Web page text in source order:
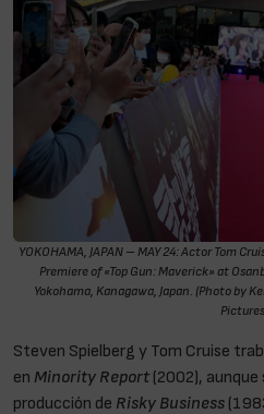
YOKOHAMA, JAPAN – MAY 24: Actor Tom
Premiere of «Top Gun: Maverick» at
Yokohama, Kanagawa, Japan. (Photo by
Steven Spielberg y Tom Cruise
en Minority Report (2002),
producción de Risky Business